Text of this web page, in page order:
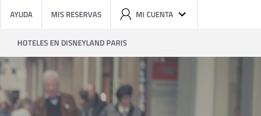
AYUDA MIS RESERVAS MI CUENTA
HOTELES EN DISNEYLAND PARIS